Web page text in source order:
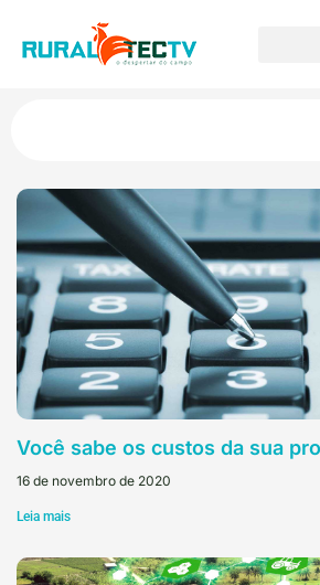
Você sabe os custos da sua
16 de novembro de 2020
Leia mais